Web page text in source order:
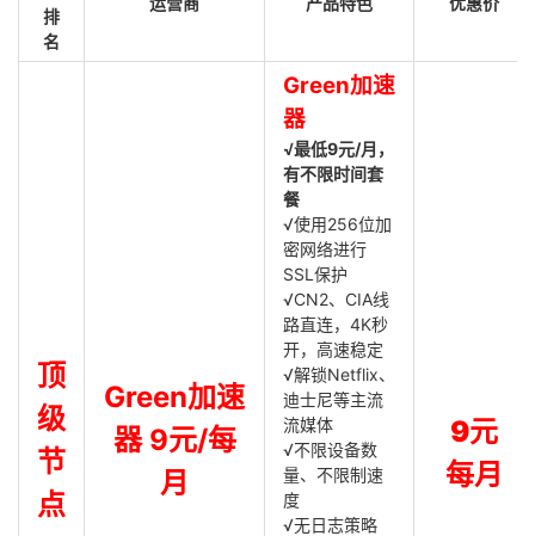
排
名
顶
级
节
点
Green加速
器 9元/每
月
Green加速
器
√最低9元/月，
有不限时间套
餐
√使用256位加
密网络进行
SSL保护
√CN2、CIA线
路直连，4K秒
开，高速稳定
√解锁Netflix、
迪士尼等主流
流媒体
√不限设备数
量、不限制速
度
√无日志策略
9元
每月